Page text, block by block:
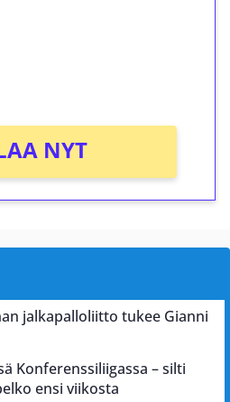
NYT
jalkapalloliitto tukee Gianni
Konferenssiliigassa – silti
ensi viikosta